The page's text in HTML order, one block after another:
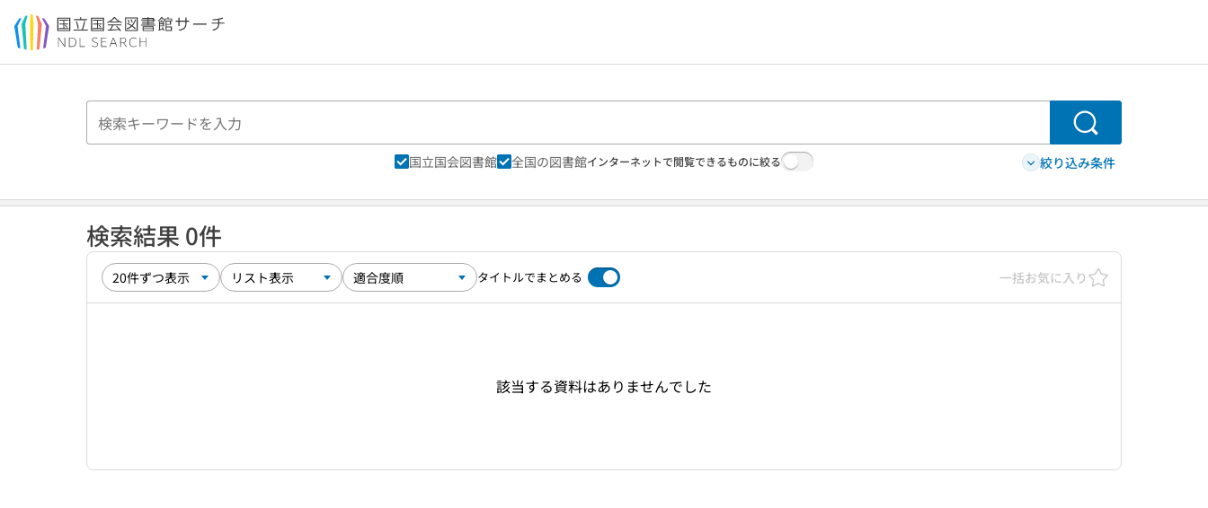
本文へ移動
検索
国立国会図書館 全国の図書館インターネットで閲覧できるものに絞る 絞り込み条件
検索結果 0件
タイトルでまとめる 一括お気に入り
該当する資料はありませんでした